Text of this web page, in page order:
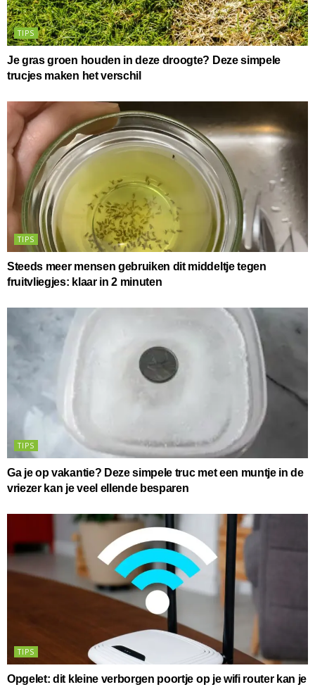
TIPS
Je gras groen houden in deze droogte? Deze simpele
trucjes maken het verschil
TIPS
Steeds meer mensen gebruiken dit middeltje tegen
fruitvliegjes: klaar in 2 minuten
TIPS
Ga je op vakantie? Deze simpele truc met een muntje in de
vriezer kan je veel ellende besparen
TIPS
Opgelet: dit kleine verborgen poortje op je wifi router kan je